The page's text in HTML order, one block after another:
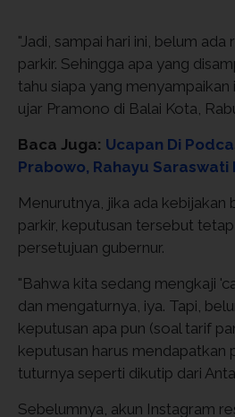
"Jadi, sampai hari ini, belum
parkir. Sehingga apa yang
tahu siapa yang menyampaikan
ujar Pramono di Balai Kota,
Baca Juga: Ucapan Di
Prabowo, Rahayu Saraswati
Menurutnya, jika ada kebijakan
parkir, keputusan tersebut
persetujuan gubernur.
"Bahwa kita sedang mengkaji
dan mengaturnya, iya. Tapi,
keputusan apa pun (soal tarif
keputusan harus mendapatkan
tuturnya seperti dikutip dari
Sebelumnya, akun Instagram